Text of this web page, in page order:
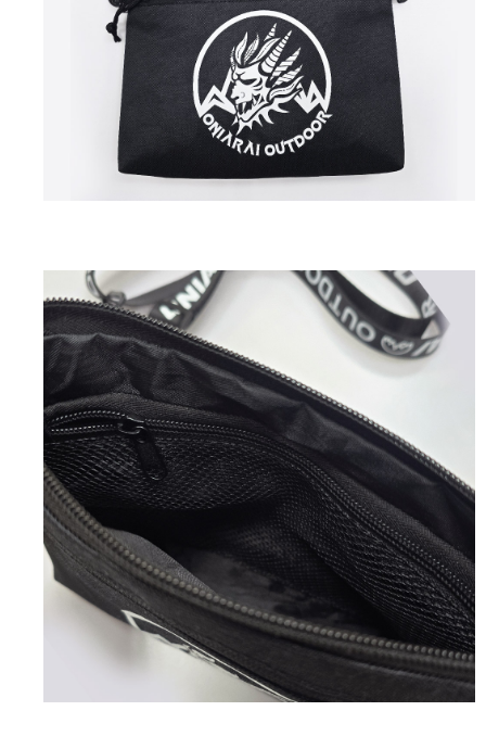
３．未成年的使用者請事先徵得法定代理人或監護人之同意方可使用
「AFTEE先享後付」，若未經同意申辦者引起之損失，本公司不負相關責
４．使用「AFTEE先享後付」時，將依據個別帳號之用戶狀況，依本公司即
時審查核予不同之上限額度；若仍有額度不足之情形，本公司將視審查結果
請求用戶進行身份認證。
５．嚴禁一人註冊多個帳號或使用他人資訊註冊。若發現惡意使用之情形，
恩沛科技股份有限公司將有權停止該用戶之使用額度並採取法律行動。
每筆NT$100，滿NT$3,000(含以上)免運費